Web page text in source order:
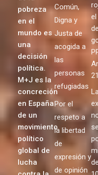
y creemos
que el fin
de la
pobreza
en el
mundo es
una
decisión
política.
M+J es la
concreción
en España
de un
movimiento
político
Europea
Digna y
acogida a
las
personas
refugiadas
la libertad